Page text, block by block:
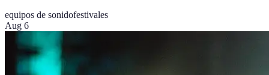
equipos de sonidofestivales
Aug 6